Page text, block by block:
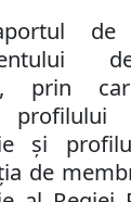
prin
şi
de